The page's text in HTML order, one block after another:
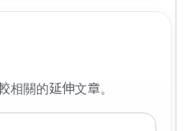
相關的延伸文章。